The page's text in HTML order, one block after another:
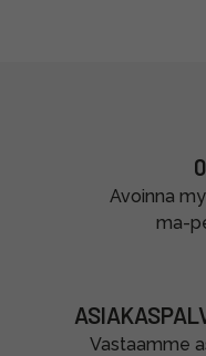
Avoinna
ma-
Vastaamme